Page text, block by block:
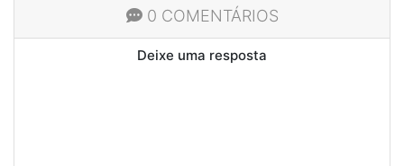
0 COMENTÁRIOS
Deixe uma resposta